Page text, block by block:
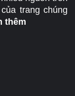
trang chúng
thêm